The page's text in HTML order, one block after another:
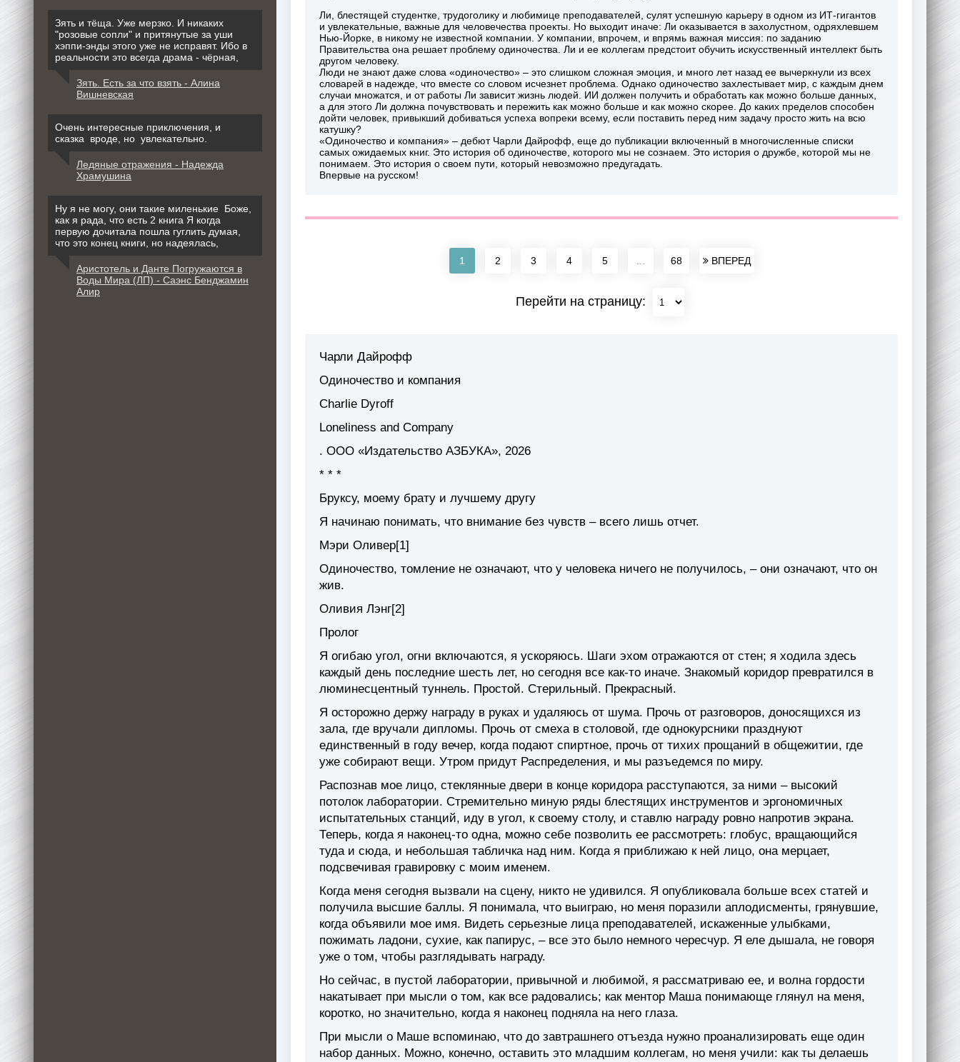
Ли, блестящей студентке, трудоголику и любимице преподавателей, сулят успешную карьеру в одном из ИТ-гигантов
и увлекательные, важные для человечества проекты. Но выходит иначе: Ли оказывается в захолустном, одряхлевшем
Нью-Йорке, в никому не известной компании. У компании, впрочем, и впрямь важная миссия: по заданию
Правительства она решает проблему одиночества. Ли и ее коллегам предстоит обучить искусственный интеллект быть
другом человеку.
Люди не знают даже слова «одиночество» – это слишком сложная эмоция, и много лет назад ее вычеркнули из всех
словарей в надежде, что вместе со словом исчезнет проблема. Однако одиночество захлестывает мир, с каждым днем
случаи множатся, и от работы Ли зависит жизнь людей. ИИ должен получить и обработать как можно больше данных,
а для этого Ли должна почувствовать и пережить как можно больше и как можно скорее. До каких пределов способен
дойти человек, привыкший добиваться успеха вопреки всему, если поставить перед ним задачу просто жить на всю
катушку?
«Одиночество и компания» – дебют Чарли Дайрофф, еще до публикации включенный в многочисленные списки
самых ожидаемых книг. Это история об одиночестве, которого мы не сознаем. Это история о дружбе, которой мы не
понимаем. Это история о своем пути, который невозможно предугадать.
Впервые на русском!
1 2 3 4 5 68 ВПЕРЕД
Перейти на страницу:
Чарли Дайрофф
Одиночество и компания
Charlie Dyroff
Loneliness and Company
. ООО «Издательство АЗБУКА», 2026
* * *
Бруксу, моему брату и лучшему другу
Я начинаю понимать, что внимание без чувств – всего лишь отчет.
Мэри Оливер[1]
Одиночество, томление не означают, что у человека ничего не получилось, – они означают, что он
жив.
Оливия Лэнг[2]
Пролог
Я огибаю угол, огни включаются, я ускоряюсь. Шаги эхом отражаются от стен; я ходила здесь
каждый день последние шесть лет, но сегодня все как-то иначе. Знакомый коридор превратился в
люминесцентный туннель. Простой. Стерильный. Прекрасный.
Я осторожно держу награду в руках и удаляюсь от шума. Прочь от разговоров, доносящихся из
зала, где вручали дипломы. Прочь от смеха в столовой, где однокурсники празднуют
единственный в году вечер, когда подают спиртное, прочь от тихих прощаний в общежитии, где
уже собирают вещи. Утром придут Распределения, и мы разъедемся по миру.
Распознав мое лицо, стеклянные двери в конце коридора расступаются, за ними – высокий
потолок лаборатории. Стремительно миную ряды блестящих инструментов и эргономичных
испытательных станций, иду в угол, к своему столу, и ставлю награду ровно напротив экрана.
Теперь, когда я наконец-то одна, можно себе позволить ее рассмотреть: глобус, вращающийся
туда и сюда, и небольшая табличка над ним. Когда я приближаю к ней лицо, она мерцает,
подсвечивая гравировку с моим именем.
Когда меня сегодня вызвали на сцену, никто не удивился. Я опубликовала больше всех статей и
получила высшие баллы. Я понимала, что выиграю, но меня поразили аплодисменты, грянувшие,
когда объявили мое имя. Видеть серьезные лица преподавателей, искаженные улыбками,
пожимать ладони, сухие, как папирус, – все это было немного чересчур. Я еле дышала, не говоря
уже о том, чтобы разглядывать награду.
Но сейчас, в пустой лаборатории, привычной и любимой, я рассматриваю ее, и волна гордости
накатывает при мысли о том, как все радовались; как ментор Маша понимающе глянул на меня,
коротко, но значительно, когда я наконец подняла на него глаза.
При мысли о Маше вспоминаю, что до завтрашнего отъезда нужно проанализировать еще один
набор данных. Можно, конечно, оставить это младшим коллегам, но меня учили: как ты делаешь
Зять и тёща. Уже мерзко. И никаких
"розовые сопли" и притянутые за уши
хэппи-энды этого уже не исправят. Ибо в
реальности это всегда драма - чёрная,
Зять. Есть за что взять - Алина
Вишневская
Очень интересные приключения, и
сказка вроде, но увлекательно.
Ледяные отражения - Надежда
Храмушина
Ну я не могу, они такие миленькие Боже,
как я рада, что есть 2 книга Я когда
первую дочитала пошла гуглить думая,
что это конец книги, но надеялась,
Аристотель и Данте Погружаются в
Воды Мира (ЛП) - Саэнс Бенджамин
Алир